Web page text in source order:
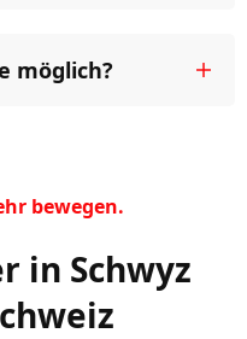
möglich?
bewegen.
in Schwyz